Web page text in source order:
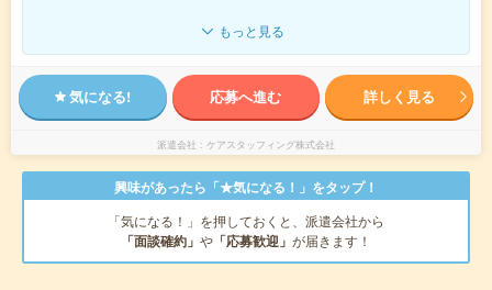
もっと見る
気になる! 応募へ進む 詳しく見る
派遣会社 ケアスタッフィング株式会社
興味があったら「★気になる！」をタップ！
「気になる！」を押しておくと、派遣会社から
「面談確約」 や 「応募歓迎」 が届きます！